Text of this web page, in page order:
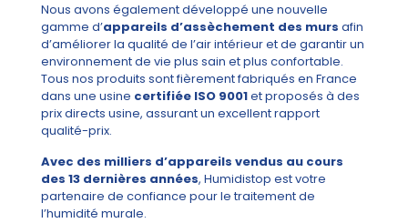
Nous avons également développé une nouvelle
gamme d’appareils d’assèchement des murs afin
d’améliorer la qualité de l’air intérieur et de garantir un
environnement de vie plus sain et plus confortable.
Tous nos produits sont fièrement fabriqués en France
dans une usine certifiée ISO 9001et proposés à des
prix directs usine, assurant un excellent rapport
qualité-prix.
Avec des milliers d’appareils vendus au cours
des 13 dernières années, Humidistop est votre
partenaire de confiance pour le traitement de
l’humidité murale.